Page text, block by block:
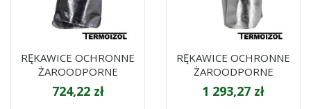
RĘKAWICE OCHRONNE
ŻAROODPORNE
724,22 zł
RĘKAWICE OCHRONNE
ŻAROODPORNE
1 293,27 zł